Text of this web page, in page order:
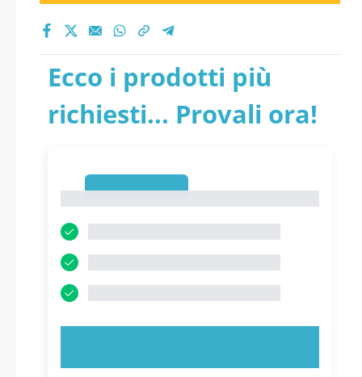
Ecco i prodotti più
richiesti... Provali ora!